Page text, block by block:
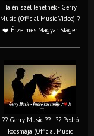
Ha én szél lehetnék - Gerry
Music (Official Music Video) ?️
❤️ Érzelmes Magyar Sláger
?? Gerry Music ?? - ?? Pedró
kocsmája (Official Music